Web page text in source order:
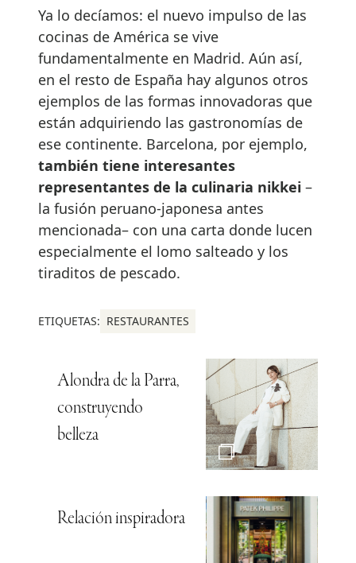
Ya lo decíamos: el nuevo impulso de las
cocinas de América se vive
fundamentalmente en Madrid. Aún así,
en el resto de España hay algunos otros
ejemplos de las formas innovadoras que
están adquiriendo las gastronomías de
ese continente. Barcelona, por ejemplo,
también tiene interesantes
representantes de la culinaria nikkei –
la fusión peruano-japonesa antes
mencionada– con una carta donde lucen
especialmente el lomo salteado y los
tiraditos de pescado.
ETIQUETAS: RESTAURANTES
Alondra de la Parra,
construyendo
belleza
Relación inspiradora